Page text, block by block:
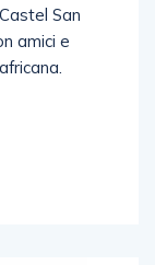
San
amici e